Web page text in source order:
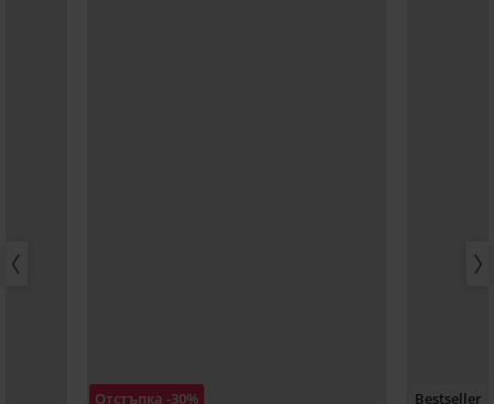
Отстъпка -30% Bestseller